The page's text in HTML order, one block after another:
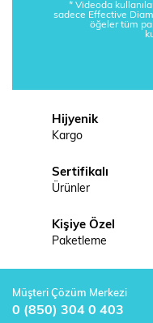
* Videoda
sadece Effective
öğeler tüm
Hijyenik
Kargo
Sertifikalı
Ürünler
Kişiye Özel
Paketleme
Müşteri Çözüm Merkezi
0 (850) 304 0 403